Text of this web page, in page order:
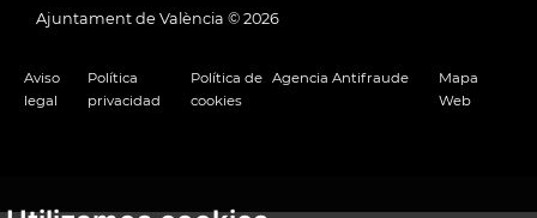
Ajuntament de València © 2026
Aviso
legal
Política
privacidad
Política de
cookies
Agencia Antifraude
Mapa
Web